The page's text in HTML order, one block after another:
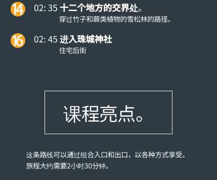
02: 35 十二个地方的交界处。
穿过竹子和蕨类植物的雪松林的路径。
02: 45进入珠城神社
住宅后街
课程亮点。
这条路线可以通过组合入口和出口，以各种方式享受。
旅程大约需要2小时30分钟。